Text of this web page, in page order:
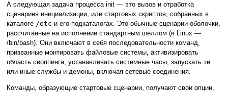
А следующая задача процесса init — это вызов и отработка
сценариев инициализации, или стартовых скриптов, собранных в
каталоге /etc и его подкаталогах. Это обычные сценарии оболочки,
рассчитанные на исполнение стандартным шеллом (в Linux —
/bin/bash). Они включают в себя последовательности команд,
призванные монтировать файловые системы, активизировать
область своппинга, устанавливать системные часы, запускать те
или иные службы и демоны, включая сетевые соединения.
Команды, образующие стартовые сценарии, получают свои опции,